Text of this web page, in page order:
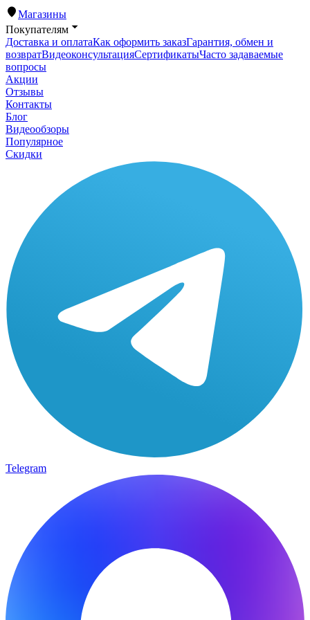
Магазины
Покупателям
Доставка и оплатаКак оформить заказГарантия, обмен и
возвратВидеоконсультацияСертификатыЧасто задаваемые
вопросы
Акции
Отзывы
Контакты
Блог
Видеообзоры
Популярное
Скидки
Telegram